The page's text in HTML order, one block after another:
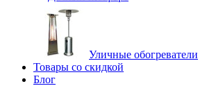
Уличные обогреватели
Товары со скидкой
Блог